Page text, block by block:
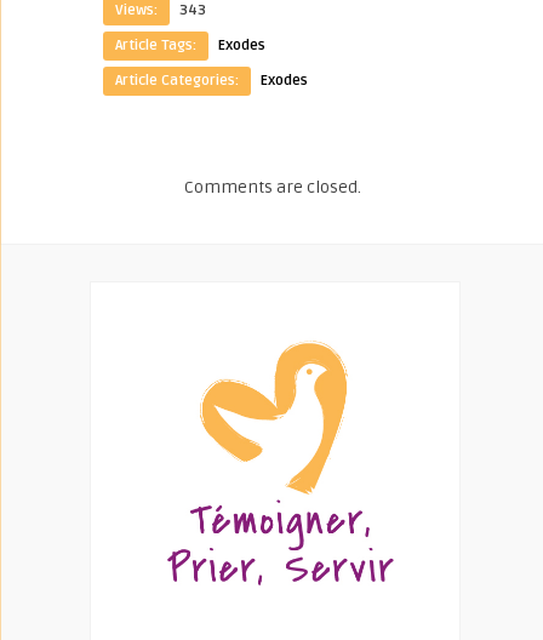
Views:
343
Article Tags:
Exodes
Article Categories:
Exodes
Comments are closed.